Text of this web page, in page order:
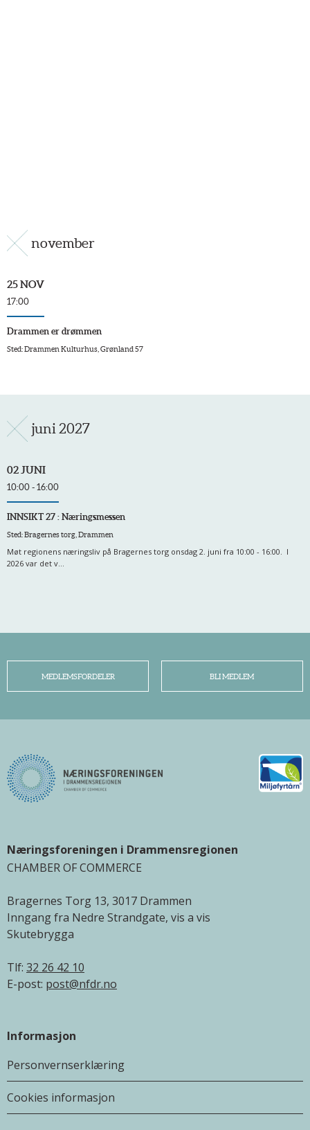
november
25 NOV
17:00
Drammen er drømmen
Sted: Drammen Kulturhus, Grønland 57
juni 2027
02 JUNI
10:00 - 16:00
INNSIKT 27 : Næringsmessen
Sted: Bragernes torg, Drammen
Møt regionens næringsliv på Bragernes torg onsdag 2. juni fra 10:00 - 16:00. I
2026 var det v...
MEDLEMSFORDELER BLI MEDLEM
Næringsforeningen i Drammensregionen
CHAMBER OF COMMERCE
Bragernes Torg 13, 3017 Drammen
Inngang fra Nedre Strandgate, vis a vis
Skutebrygga
Tlf: 32 26 42 10
E-post: post@nfdr.no
Informasjon
Personvernserklæring
Cookies informasjon